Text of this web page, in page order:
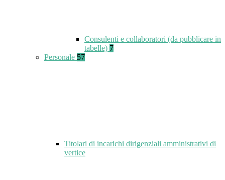
Consulenti e collaboratori (da pubblicare in
tabelle) 7
Personale 57
Titolari di incarichi dirigenziali amministrativi di
vertice